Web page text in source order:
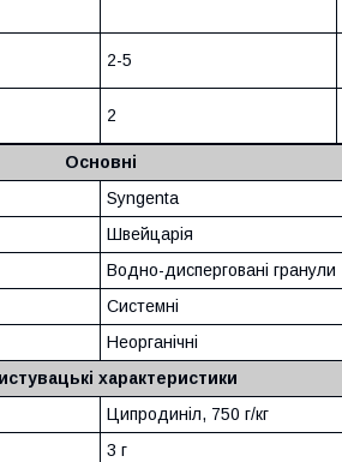
2-5
2
Основні
Syngenta
Швейцарія
Водно-дисперговані гранули
Системні
Неорганічні
характеристики
Ципродиніл, 750 г/кг
3 г